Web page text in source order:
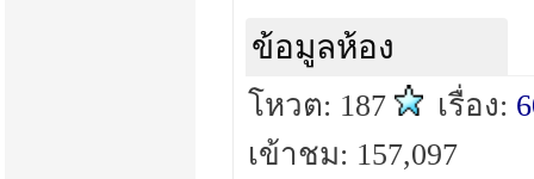
ข้อมูลห้อง
โหวต: 187 เรื่อง:
เข้าชม: 157,097